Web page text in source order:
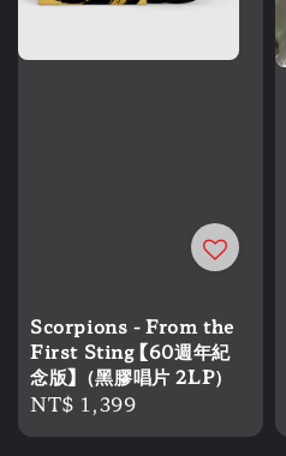
Scorpions - From the
First Sting 【60週年紀
念版】（黑膠唱片 2LP）
Regular
price
NT$ 1,399